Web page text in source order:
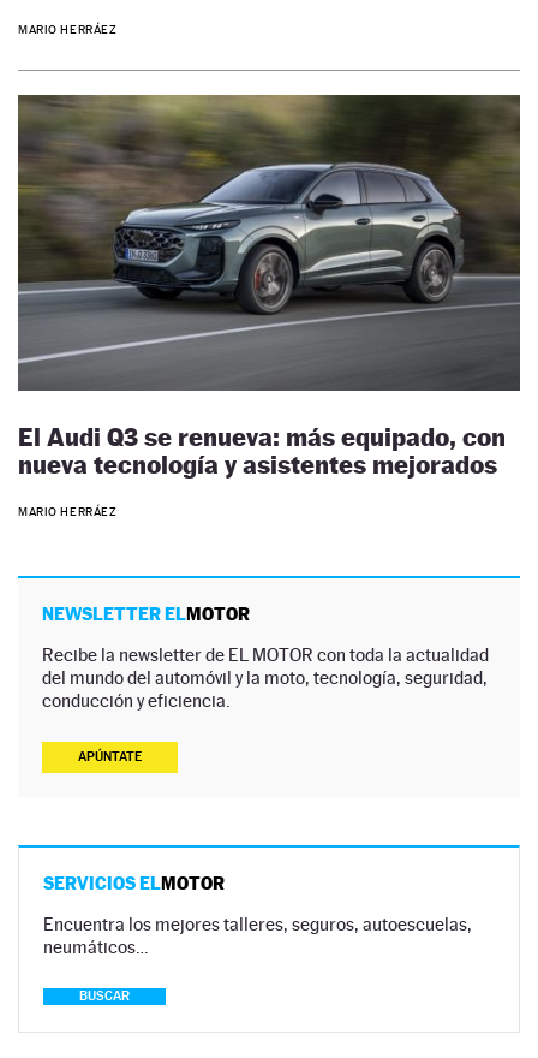
MARIO HERRÁEZ
El Audi Q3 se renueva: más equipado, con
nueva tecnología y asistentes mejorados
MARIO HERRÁEZ
NEWSLETTER ELMOTOR
Recibe la newsletter de EL MOTOR con toda la actualidad
del mundo del automóvil y la moto, tecnología, seguridad,
conducción y eficiencia.
APÚNTATE
SERVICIOS ELMOTOR
Encuentra los mejores talleres, seguros, autoescuelas,
neumáticos…
BUSCAR